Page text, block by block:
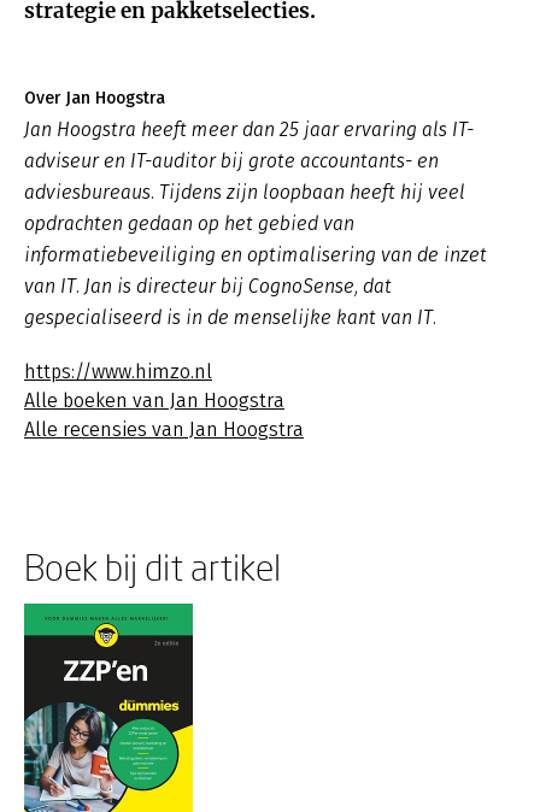
strategie en pakketselecties.
Over Jan Hoogstra
Jan Hoogstra heeft meer dan 25 jaar ervaring als IT-
adviseur en IT-auditor bij grote accountants- en
adviesbureaus. Tijdens zijn loopbaan heeft hij veel
opdrachten gedaan op het gebied van
informatiebeveiliging en optimalisering van de inzet
van IT. Jan is directeur bij CognoSense, dat
gespecialiseerd is in de menselijke kant van IT.
https://www.himzo.nl
Alle boeken van Jan Hoogstra
Alle recensies van Jan Hoogstra
Boek bij dit artikel